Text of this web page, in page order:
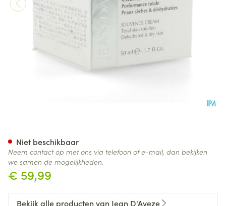
€ 59,99
Niet beschikbaar
Neem contact op met ons via telefoon of e-mail, dan bekijken
we samen de mogelijkheden.
Bekijk alle producten van Jean D'Aveze